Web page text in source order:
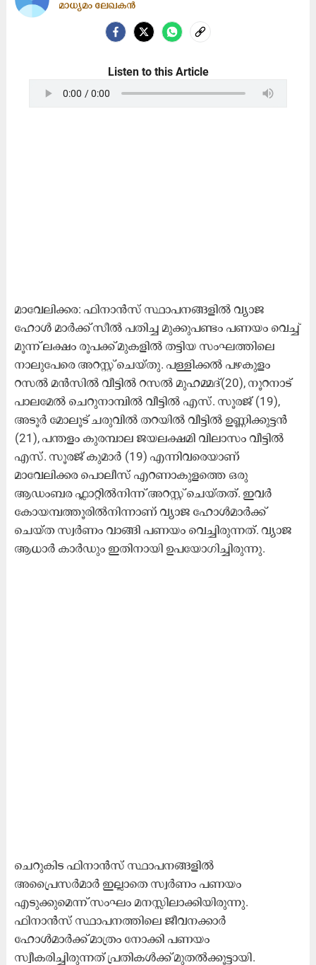
മാധ്യമം ലേഖകൻ
Listen to this Article
മാവേലിക്കര: ഫിനാൻസ് സ്ഥാപനങ്ങളിൽ വ്യാജ
ഹോൾ മാർക്ക് സീൽ പതിച്ച മുക്കുപണ്ടം പണയം വെച്ച്
മൂന്ന് ലക്ഷം രൂപക്ക് മുകളിൽ തട്ടിയ സംഘത്തിലെ
നാലുപേരെ അറസ്റ്റ് ചെയ്തു. പള്ളിക്കൽ പഴകുളം
റസൽ മൻസിൽ വീട്ടിൽ റസൽ മുഹമ്മദ്(20), നൂറനാട്
പാലമേൽ ചെറുനാമ്പിൽ വീട്ടിൽ എസ്. സൂരജ് (19),
അടൂര്‍ മോലൂട് ചരുവിൽ തറയിൽ വീട്ടിൽ ഉണ്ണിക്കുട്ടൻ
(21), പന്തളം കുരമ്പാല ജയലക്ഷമി വിലാസം വീട്ടിൽ
എസ്. സൂരജ് കുമാര്‍ (19) എന്നിവരെയാണ്
മാവേലിക്കര പൊലീസ് എറണാകുളത്തെ ഒരു
ആഡംബര ഫ്ലാറ്റിൽനിന്ന് അറസ്റ്റ് ചെയ്തത്. ഇവർ
കോയമ്പത്തൂരിൽനിന്നാണ് വ്യാജ ഹോൾമാര്‍ക്ക്
ചെയ്ത സ്വർണം വാങ്ങി പണയം വെച്ചിരുന്നത്. വ്യാജ
ആധാർ കാർഡും ഇതിനായി ഉപയോഗിച്ചിരുന്നു.
ചെറുകിട ഫിനാൻസ് സ്ഥാപനങ്ങളിൽ
അപ്രൈസര്‍മാര്‍ ഇല്ലാതെ സ്വർണം പണയം
എടുക്കുമെന്ന് സംഘം മനസ്സിലാക്കിയിരുന്നു.
ഫിനാൻസ് സ്ഥാപനത്തിലെ ജീവനക്കാര്‍
ഹോൾമാര്‍ക്ക് മാത്രം നോക്കി പണയം
സ്വീകരിച്ചിരുന്നത് പ്രതികൾക്ക് മുതൽക്കൂട്ടായി.